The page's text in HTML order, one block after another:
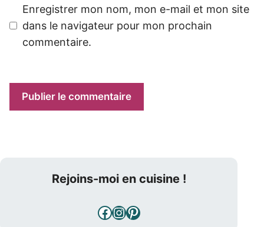
Enregistrer mon nom, mon e-mail et mon site
dans le navigateur pour mon prochain
commentaire.
Rejoins-moi en cuisine !
Facebook
Instagram
Pinterest